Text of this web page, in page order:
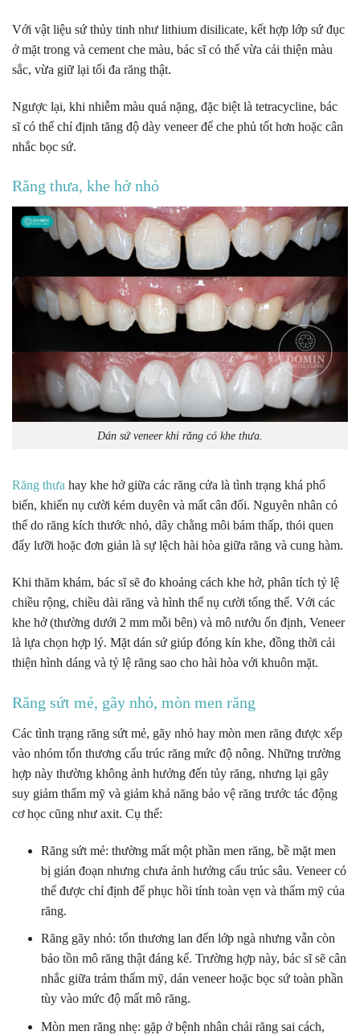
Với vật liệu sứ thủy tinh như lithium disilicate, kết hợp lớp sứ đục
ở mặt trong và cement che màu, bác sĩ có thể vừa cải thiện màu
sắc, vừa giữ lại tối đa răng thật.
Ngược lại, khi nhiễm màu quá nặng, đặc biệt là tetracycline, bác
sĩ có thể chỉ định tăng độ dày veneer để che phủ tốt hơn hoặc cân
nhắc bọc sứ.
Răng thưa, khe hở nhỏ
Dán sứ veneer khi răng có khe thưa.
Răng thưa hay khe hở giữa các răng cửa là tình trạng khá phổ
biến, khiến nụ cười kém duyên và mất cân đối. Nguyên nhân có
thể do răng kích thước nhỏ, dây chằng môi bám thấp, thói quen
đẩy lưỡi hoặc đơn giản là sự lệch hài hòa giữa răng và cung hàm.
Khi thăm khám, bác sĩ sẽ đo khoảng cách khe hở, phân tích tỷ lệ
chiều rộng, chiều dài răng và hình thể nụ cười tổng thể. Với các
khe hở (thường dưới 2 mm mỗi bên) và mô nướu ổn định, Veneer
là lựa chọn hợp lý. Mặt dán sứ giúp đóng kín khe, đồng thời cải
thiện hình dáng và tỷ lệ răng sao cho hài hòa với khuôn mặt.
Răng sứt mẻ, gãy nhỏ, mòn men răng
Các tình trạng răng sứt mẻ, gãy nhỏ hay mòn men răng được xếp
vào nhóm tổn thương cấu trúc răng mức độ nông. Những trường
hợp này thường không ảnh hưởng đến tủy răng, nhưng lại gây
suy giảm thẩm mỹ và giảm khả năng bảo vệ răng trước tác động
cơ học cũng như axit. Cụ thể:
Răng sứt mẻ: thường mất một phần men răng, bề mặt men
bị gián đoạn nhưng chưa ảnh hưởng cấu trúc sâu. Veneer có
thể được chỉ định để phục hồi tính toàn vẹn và thẩm mỹ của
răng.
Răng gãy nhỏ: tổn thương lan đến lớp ngà nhưng vẫn còn
bảo tồn mô răng thật đáng kể. Trường hợp này, bác sĩ sẽ cân
nhắc giữa trám thẩm mỹ, dán veneer hoặc bọc sứ toàn phần
tùy vào mức độ mất mô răng.
Mòn men răng nhẹ: gặp ở bệnh nhân chải răng sai cách,